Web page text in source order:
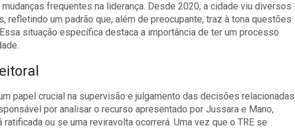
frequentes na liderança. Desde 2020, a cidade viu diversos
refletindo um padrão que, além de preocupante, traz à tona questões
situação específica destaca a importância de ter um processo
papel crucial na supervisão e julgamento das decisões
por analisar o recurso apresentado por Jussara e Mano,
ou se uma reviravolta ocorrerá. Uma vez que o TRE se